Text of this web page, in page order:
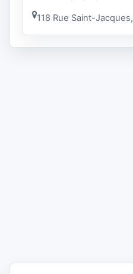
118 Rue Saint-